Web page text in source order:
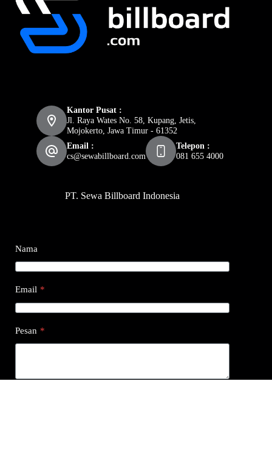
Kantor Pusat :
Jl. Raya Wates No. 58, Kupang, Jetis,
Mojokerto, Jawa Timur - 61352
Email :
cs@sewabillboard.com
Telepon :
081 655 4000
PT. Sewa Billboard Indonesia
Nama
Email *
Pesan *